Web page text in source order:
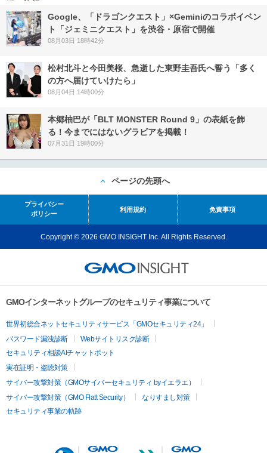
Google、「ドラゴンクエスト」×Geminiのコラボイベン
ト「ジェミニクエスト」を渋谷・原宿で開催
08月03日 18時42分
松村北斗と今田美桜、急逝した東野圭吾氏へ誓う「多く
の方へ届けていけたら」
08月04日 14時00分
本郷柚巴が「BLT MONSTER Round 9」の表紙を飾
る！今までにはないグラビアを掲載！
07月31日 19時00分
ページの先頭へ
プライバシー
ポリシー
利用規約 免責事項
Copyright © 2026 GMO INSIGHT Inc. All Rights Reserved.
GMOインターネットグループのセキュリティ事業について
世界初総合ネットセキュリティサービス「GMOセキュリティ24」
パスワード漏洩診断
Webサイトリスク診断
セキュリティ相談AIチャットボット
実在証明・盗聴対策
サイバー攻撃対策（GMOサイバーセキュリティ byイエラエ）
サイバー攻撃対策（GMO Flatt Security）
なりすまし対策
セキュリティ事業の軌跡